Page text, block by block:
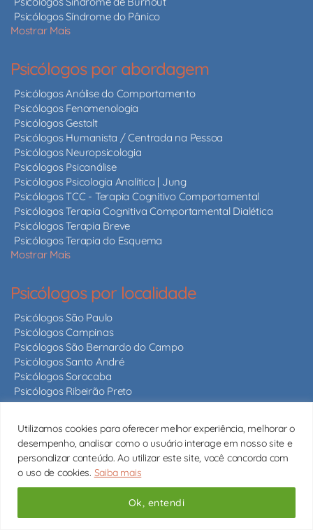
Utilizamos cookies para oferecer melhor experiência, melhorar o
desempenho, analisar como o usuário interage em nosso site e
personalizar conteúdo. Ao utilizar este site, você concorda com
o uso de cookies. Saiba mais
Ok, entendi
Psicólogos Síndrome do Pânico
Mostrar Mais
Psicólogos por abordagem
Psicólogos Análise do Comportamento
Psicólogos Fenomenologia
Psicólogos Gestalt
Psicólogos Humanista / Centrada na Pessoa
Psicólogos Neuropsicologia
Psicólogos Psicanálise
Psicólogos Psicologia Analítica | Jung
Psicólogos TCC - Terapia Cognitivo Comportamental
Psicólogos Terapia Cognitiva Comportamental Dialética
Psicólogos Terapia Breve
Psicólogos Terapia do Esquema
Mostrar Mais
Psicólogos por localidade
Psicólogos São Paulo
Psicólogos Campinas
Psicólogos São Bernardo do Campo
Psicólogos Santo André
Psicólogos Sorocaba
Psicólogos Ribeirão Preto
Psicólogos São José dos Campos
Psicólogos Av. Paulista
Psicólogos Vila Olímpia
Psicólogos Chácara Santo Antonio
Psicólogos Pinheiros